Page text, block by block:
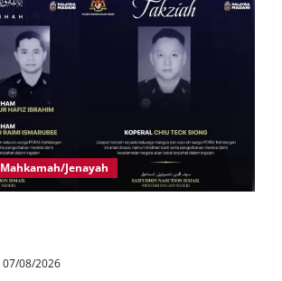
Mahkamah/Jenayah
07/08/2026